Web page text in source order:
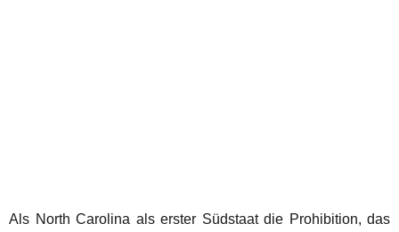
Als North Carolina als erster Südstaat die Prohibition, das